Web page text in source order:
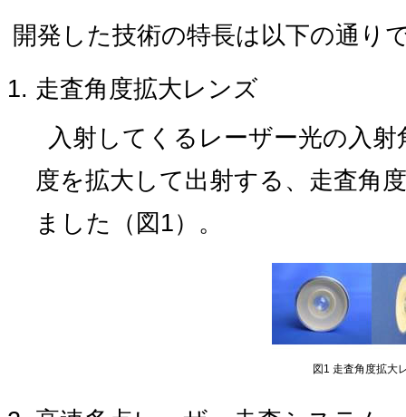
開発した技術の特長は以下の通り
走査角度拡大レンズ
入射してくるレーザー光の入
度を拡大して出射する、走査角
ました（図1）。
図1 走査角度拡大